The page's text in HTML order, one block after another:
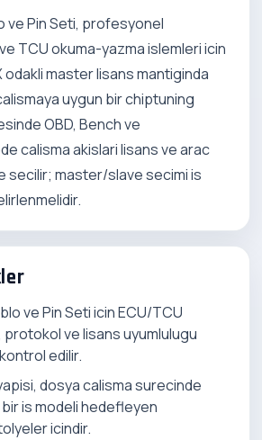
ve Pin Seti, profesyonel
TCU okuma-yazma islemleri icin
odakli master lisans mantiginda
uygun bir chiptuning
OBD, Bench ve
calisma akislari lisans ve arac
secilir; master/slave secimi is
ve Pin Seti icin ECU/TCU
ve lisans uyumlulugu
edilir.
dosya calisma surecinde
is modeli hedefleyen
icindir.